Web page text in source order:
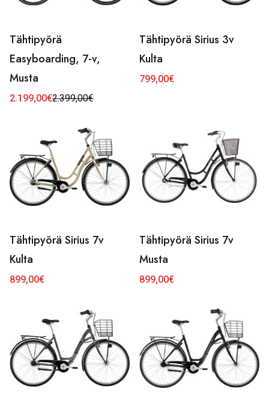
Tähtipyörä
Easyboarding, 7-v,
Musta
2.399,00€
Alkuperäinen
2.199,00€
Nykyinen
Tähtipyörä Sirius 3v
Kulta
799,00€
Tähtipyörä Sirius 7v
Kulta
899,00€
Tähtipyörä Sirius 7v
Musta
899,00€